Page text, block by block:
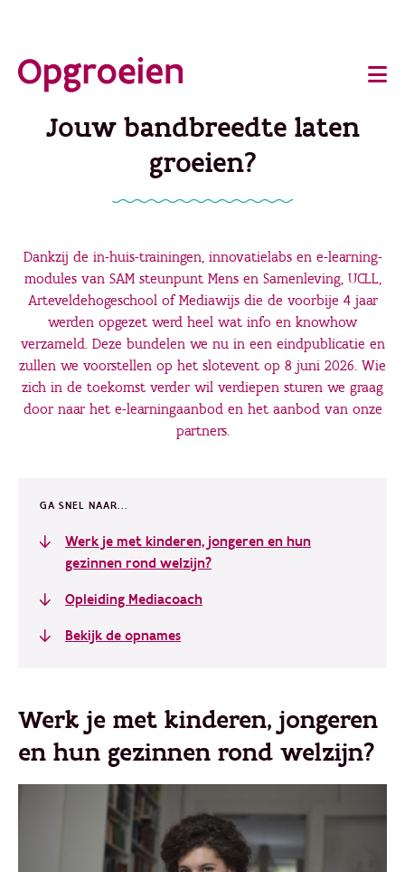
direct
hoofdinhoud
Main
navigation
Jouw bandbreedte laten
groeien?
Dankzij de in-huis-trainingen, innovatielabs en e-learning-
modules van SAM steunpunt Mens en Samenleving, UCLL,
Arteveldehogeschool of Mediawijs die de voorbije 4 jaar
werden opgezet werd heel wat info en knowhow
verzameld. Deze bundelen we nu in een eindpublicatie en
zullen we voorstellen op het slotevent op 8 juni 2026. Wie
zich in de toekomst verder wil verdiepen sturen we graag
door naar het e-learningaanbod en het aanbod van onze
partners.
GA SNEL NAAR...
Werk je met kinderen, jongeren en hun
gezinnen rond welzijn?
Opleiding Mediacoach
Bekijk de opnames
Werk je met kinderen, jongeren
en hun gezinnen rond welzijn?